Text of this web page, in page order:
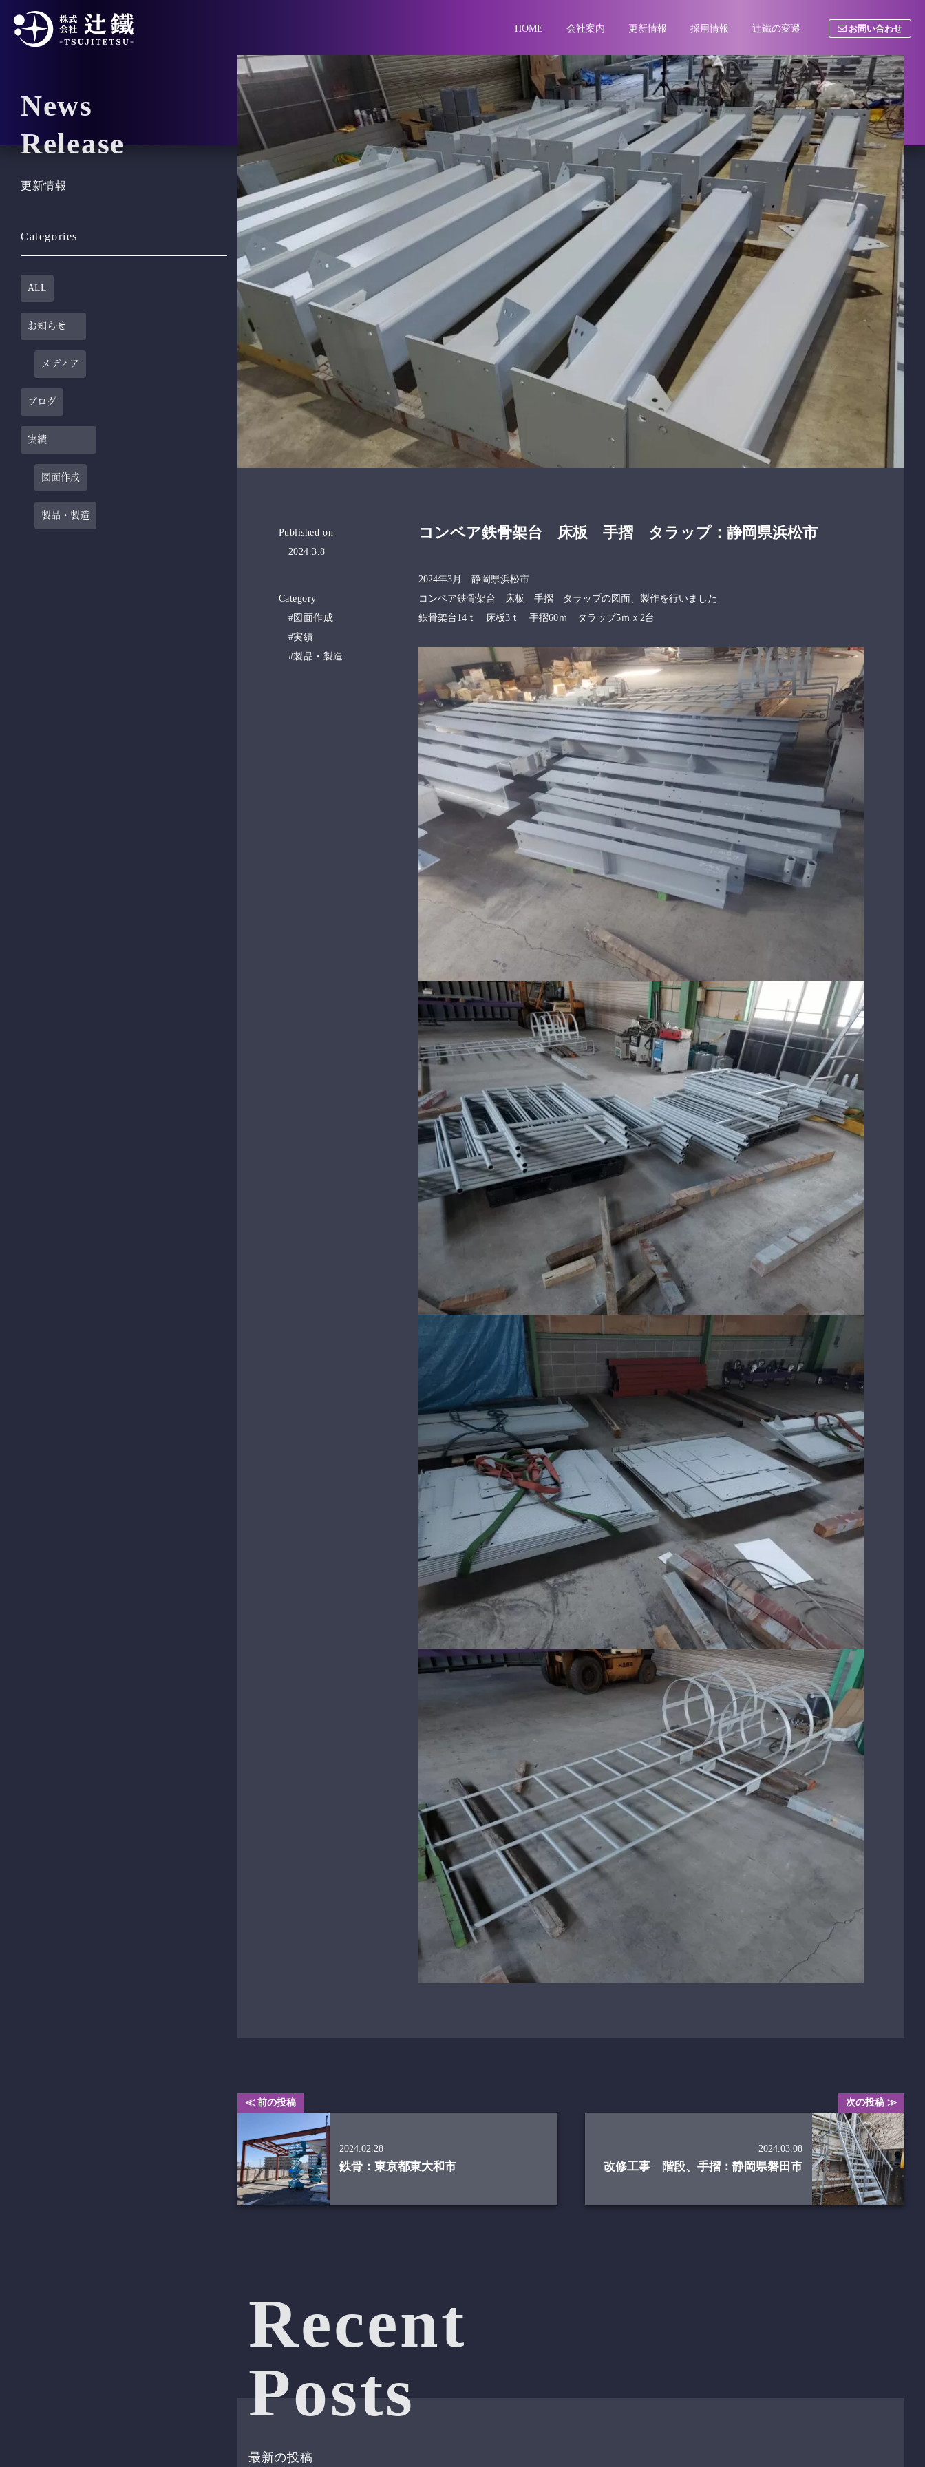
HOME 会社案内 更新情報 採用情報 辻鐵の変遷 お問い合わせ
News
Release
更新情報
Categories
ALL
お知らせ
メディア
ブログ
実績
図面作成
製品・製造
Published on
2024.3.8
Category
図面作成
実績
製品・製造
コンベア鉄骨架台 床板 手摺 タラップ：静岡県浜松市
2024年3月 静岡県浜松市
コンベア鉄骨架台 床板 手摺 タラップの図面、製作を行いました
鉄骨架台14ｔ 床板3ｔ 手摺60ｍ タラップ5ｍｘ2台
≪ 前の投稿
2024.02.28
鉄骨：東京都東大和市
次の投稿 ≫
2024.03.08
改修工事 階段、手摺：静岡県磐田市
Recent
Posts
最新の投稿